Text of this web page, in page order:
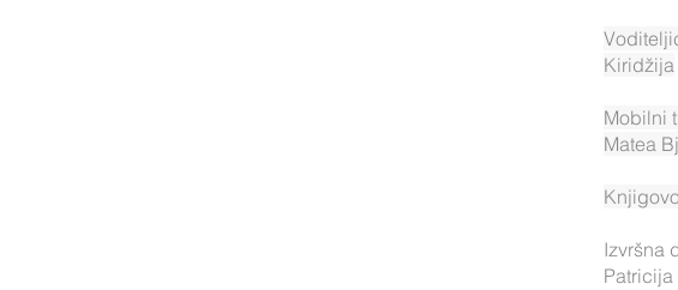
Kiridžija
Mobilni
Matea
Izvršna